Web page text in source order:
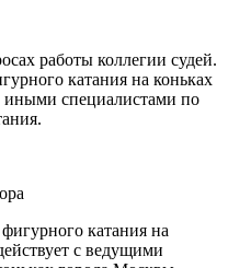
работы коллегии судей.
катания на коньках
иными специалистами по
катания на
с ведущими